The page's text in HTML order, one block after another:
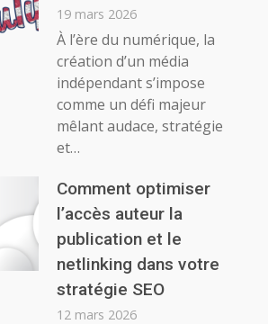
19 mars 2026
À l’ère du numérique, la
création d’un média
indépendant s’impose
comme un défi majeur
mêlant audace, stratégie
et…
Comment optimiser
l’accès auteur la
publication et le
netlinking dans votre
stratégie SEO
12 mars 2026